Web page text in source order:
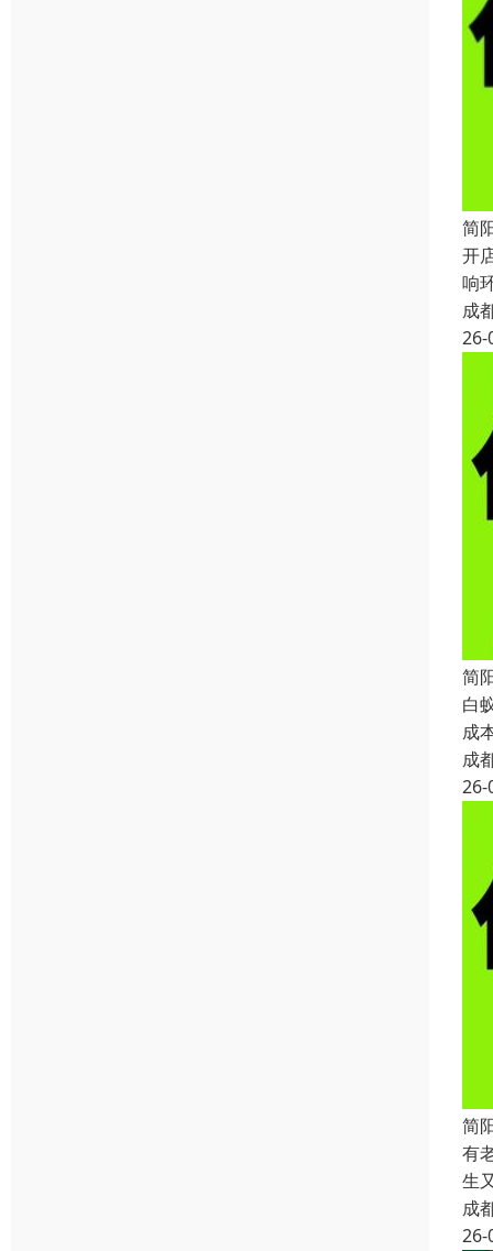
简
开
响
成
26-
简
白
成
成
26-
简
有
生
成
26-